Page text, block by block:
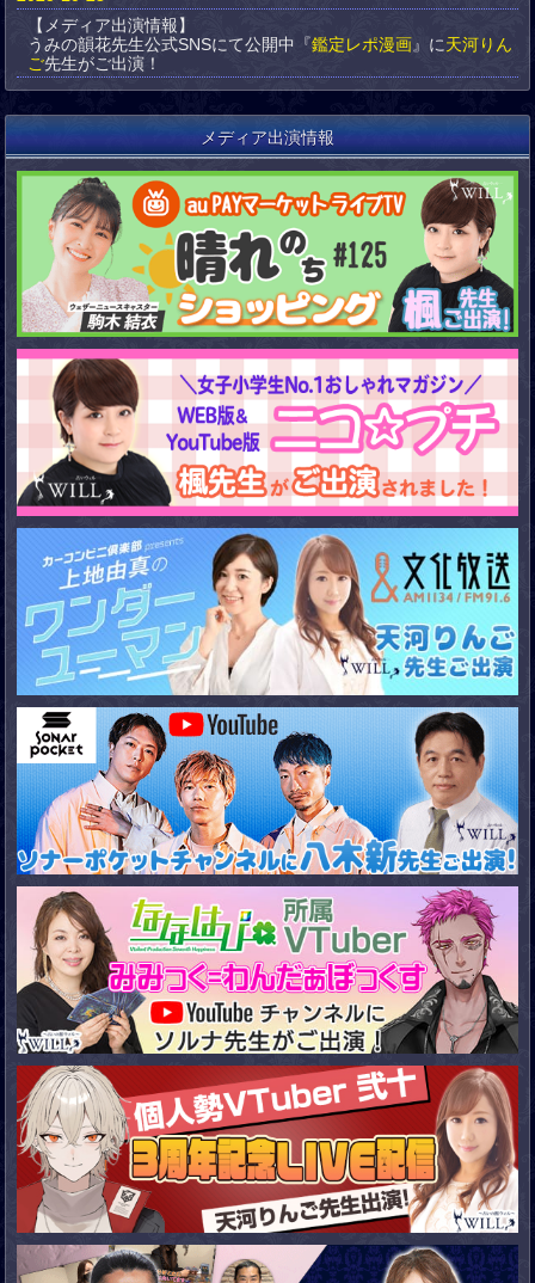
【メディア出演情報】
うみの韻花先生公式SNSにて公開中『鑑定レポ漫画』に天河りん
ご先生がご出演！
メディア出演情報